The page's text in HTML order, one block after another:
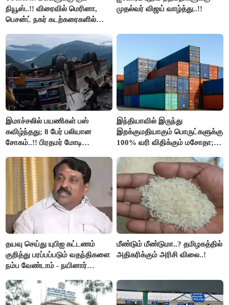
நியூஸ்..!! விரைவில் மெரினா,
பெசன்ட் நகர் கடற்கரைகளில்
முதல்வர் விஜய் வாழ்த்து..!!
இமாச்சலில் பயணிகள் பஸ்
கவிழ்ந்தது; 8 பேர் பலியான
சோகம்..!! பிரதமர் மோடி
இந்தியாவில் இருந்து
இறக்குமதியாகும் பொருட்களுக்கு
100% வரி விதிக்கும் மசோதா;
தயவு செய்து யுபிஐ கட்டணம்
குறித்து பரப்பப்படும் வதந்திகளை
நம்ப வேண்டாம் - நயினார்
மீண்டும் மீண்டுமா..? தமிழகத்தில்
அதிகரிக்கும் அரிசி விலை..!